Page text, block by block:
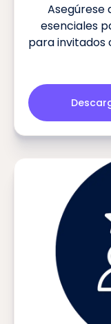
Asegúrese
esenciales
para invitados